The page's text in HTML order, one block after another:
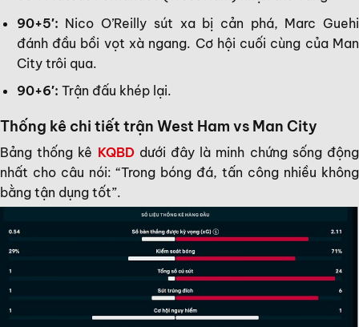
90+5′: Nico O’Reilly sút xa bị cản phá, Marc Guehi
đánh đầu bồi vọt xà ngang. Cơ hội cuối cùng của Man
City trôi qua.
90+6′: Trận đấu khép lại.
Thống kê chi tiết trận West Ham vs Man City
Bảng thống kê KQBDdưới đây là minh chứng sống động
nhất cho câu nói: “Trong bóng đá, tấn công nhiều không
bằng tận dụng tốt”.